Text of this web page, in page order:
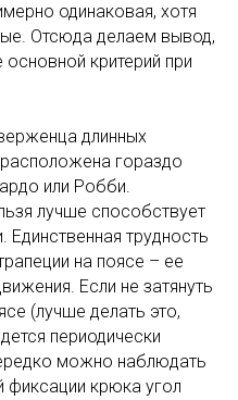
одинаковая, хотя
Отсюда делаем вывод,
критерий при
длинных
гораздо
или Робби.
лучше способствует
Единственная трудность
на поясе – ее
Если не затянуть
(лучше делать это,
периодически
можно наблюдать
фиксации крюка угол